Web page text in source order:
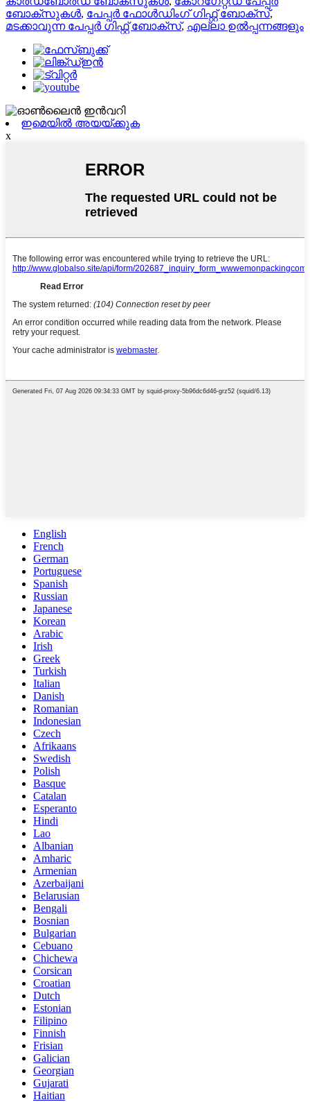
ബോക്സുകൾ, പേപ്പർ ഫോൾഡിംഗ് ഗിഫ്റ്റ് ബോക്സ്,
മടക്കാവുന്ന പേപ്പർ ഗിഫ്റ്റ് ബോക്സ്, എല്ലാ ഉൽപ്പന്നങ്ങളും
ഇമെയിൽ അയയ്ക്കുക
x
English
French
German
Portuguese
Spanish
Russian
Japanese
Korean
Arabic
Irish
Greek
Turkish
Italian
Danish
Romanian
Indonesian
Czech
Afrikaans
Swedish
Polish
Basque
Catalan
Esperanto
Hindi
Lao
Albanian
Amharic
Armenian
Azerbaijani
Belarusian
Bengali
Bosnian
Bulgarian
Cebuano
Chichewa
Corsican
Croatian
Dutch
Estonian
Filipino
Finnish
Frisian
Galician
Georgian
Gujarati
Haitian